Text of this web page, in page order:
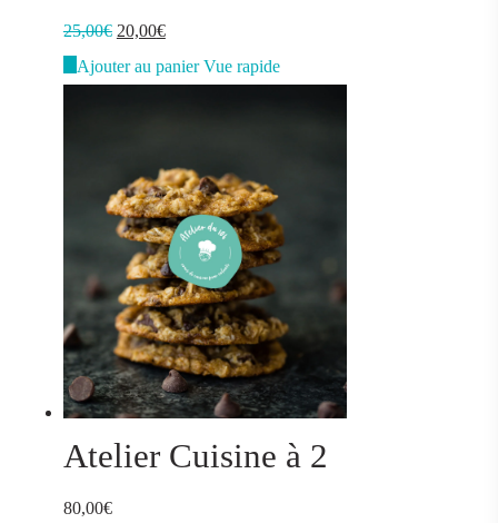
25,00€ Le
prix
25,00€.
20,00€Le
prix
20,00€.
Ajouter au panier Vue rapide
Atelier Cuisine à 2
80,00€